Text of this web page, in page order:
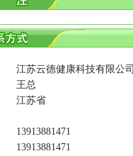
江苏云德健康科技有限公司
王总
江苏省
13913881471
13913881471